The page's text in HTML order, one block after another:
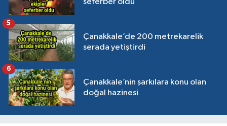
seferber oldu
Çanakkale’de 200 metrekarelik
serada yetiştirdi
5
Çanakkale’nin şarkılara konu olan
doğal hazinesi
6